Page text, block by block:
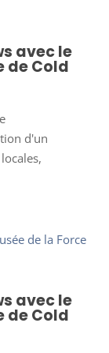
avec le
de Cold
d'un
,
avec le
de Cold